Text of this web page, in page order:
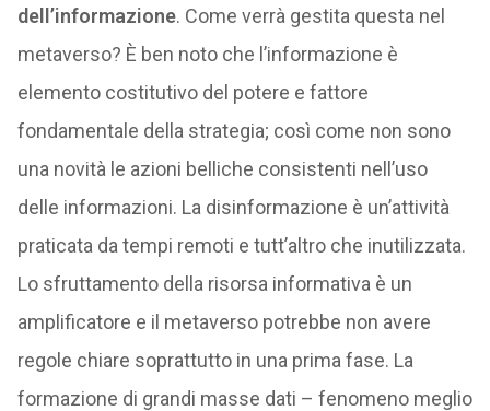
dell’informazione. Come verrà gestita questa nel
metaverso? È ben noto che l’informazione è
elemento costitutivo del potere e fattore
fondamentale della strategia; così come non sono
una novità le azioni belliche consistenti nell’uso
delle informazioni. La disinformazione è un’attività
praticata da tempi remoti e tutt’altro che inutilizzata.
Lo sfruttamento della risorsa informativa è un
amplificatore e il metaverso potrebbe non avere
regole chiare soprattutto in una prima fase. La
formazione di grandi masse dati – fenomeno meglio